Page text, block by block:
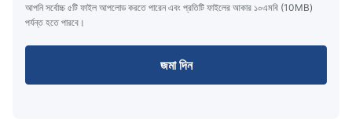
আপনি সর্বোচ্চ ৫টি ফাইল আপলোড করতে পারেন এবং প্রতিটি ফাইলের আকার ১০এমবি (10MB)
পর্যন্ত হতে পারবে।
জমা দিন